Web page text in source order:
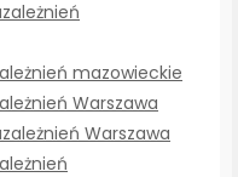
mazowieckie
Warszawa
Warszawa